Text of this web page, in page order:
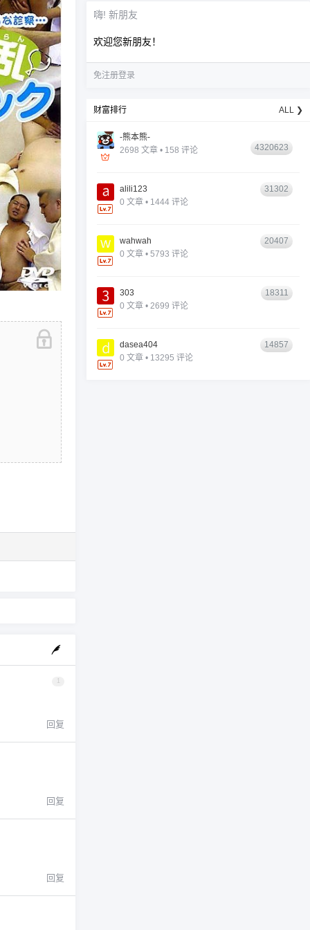
回复
回复
回复
嗨! 新朋友
欢迎您新朋友！
免注册登录
财富排行 ALL ❯
-熊本熊-
2698 文章 • 158 评论
4320623
alili123
0 文章 • 1444 评论
31302
wahwah
0 文章 • 5793 评论
20407
303
0 文章 • 2699 评论
18311
dasea404
0 文章 • 13295 评论
14857